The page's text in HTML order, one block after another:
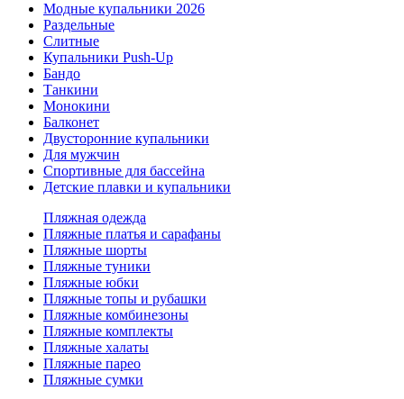
Модные купальники 2026
Раздельные
Слитные
Купальники Push-Up
Бандо
Танкини
Монокини
Балконет
Двусторонние купальники
Для мужчин
Спортивные для бассейна
Детские плавки и купальники
Пляжная одежда
Пляжные платья и сарафаны
Пляжные шорты
Пляжные туники
Пляжные юбки
Пляжные топы и рубашки
Пляжные комбинезоны
Пляжные комплекты
Пляжные халаты
Пляжные парео
Пляжные сумки